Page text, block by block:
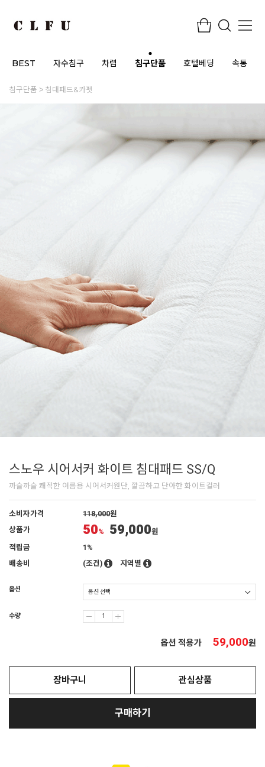
BEST 자수침구 차렵 침구단품 호텔베딩 속통
침구단품 침대패드&카펫
스노우 시어서커 화이트 침대패드 SS/Q
까슬까슬 쾌적한 여름용 시어서커원단, 깔끔하고 단아한 화이트컬러
소비자가격 118,000원
상품가
50% 59,000원
적립금
1%
배송비
(조건) 지역별
옵션
수량
옵션 적용가 59,000원
장바구니 관심상품
구매하기